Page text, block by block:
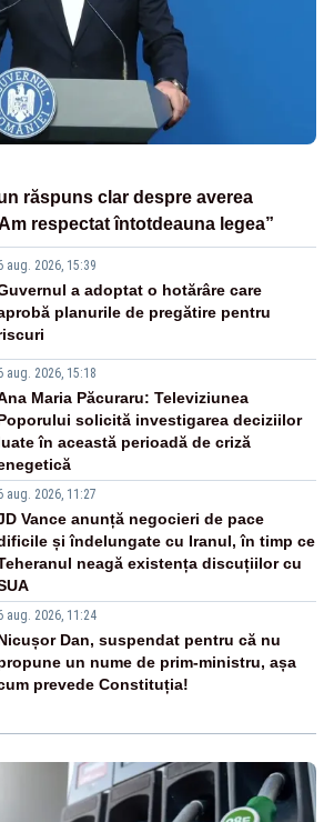
răspuns clar despre averea
respectat întotdeauna legea”
aug. 2026, 15:39
a adoptat o hotărâre care
planurile de pregătire pentru
aug. 2026, 15:18
Maria Păcuraru: Televiziunea
solicită investigarea deciziilor
în această perioadă de criză
aug. 2026, 11:27
Vance anunță negocieri de pace
și îndelungate cu Iranul, în timp ce
neagă existența discuțiilor cu
aug. 2026, 11:24
Dan, suspendat pentru că nu
un nume de prim-ministru, așa
prevede Constituția!